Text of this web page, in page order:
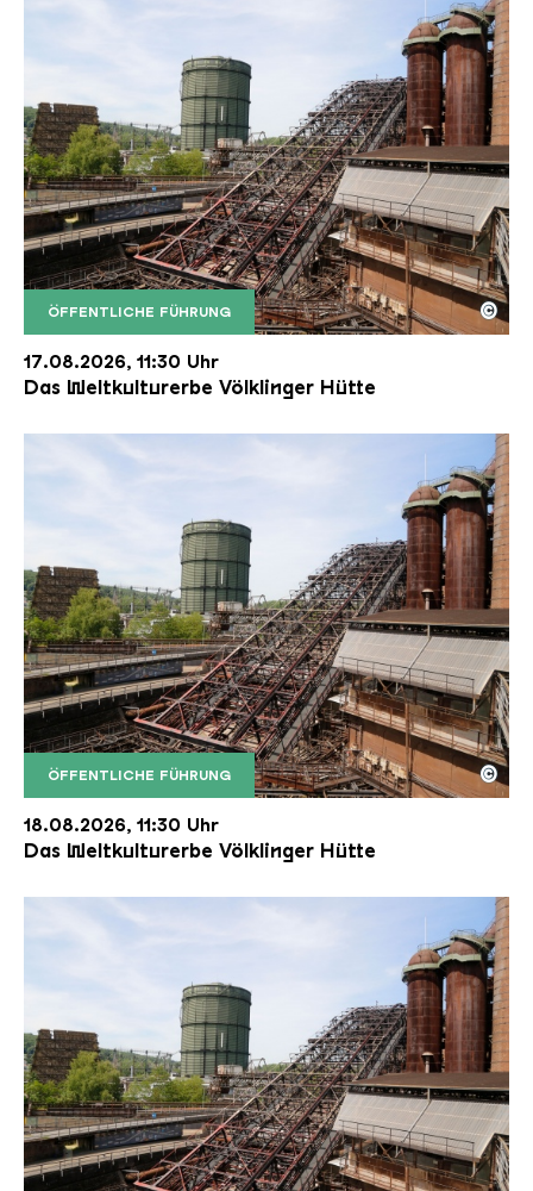
ÖFFENTLICHE FÜHRUNG
Der Erzschrägaufzug der Völklinger Hütte mit
Copyright: Weltkulturerbe Völklinger Hütte | Karl
©
17.08.2026, 11:30 Uhr
Das Weltkulturerbe Völklinger Hütte
ÖFFENTLICHE FÜHRUNG
Der Erzschrägaufzug der Völklinger Hütte mit
Copyright: Weltkulturerbe Völklinger Hütte | Karl
©
18.08.2026, 11:30 Uhr
Das Weltkulturerbe Völklinger Hütte